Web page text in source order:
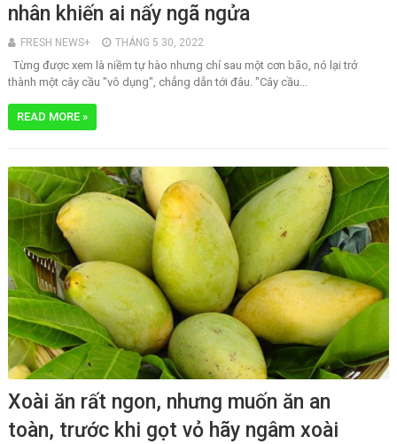
nhân khiến ai nấy ngã ngửa
FRESH NEWS+ THÁNG 5 30, 2022
Từng được xem là niềm tự hào nhưng chỉ sau một cơn bão, nó lại trở
thành một cây cầu "vô dụng", chẳng dẫn tới đâu. "Cây cầu...
READ MORE »
Xoài ăn rất ngon, nhưng muốn ăn an
toàn, trước khi gọt vỏ hãy ngâm xoài